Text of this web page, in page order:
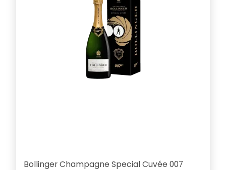
Bollinger Champagne Special Cuvée 007